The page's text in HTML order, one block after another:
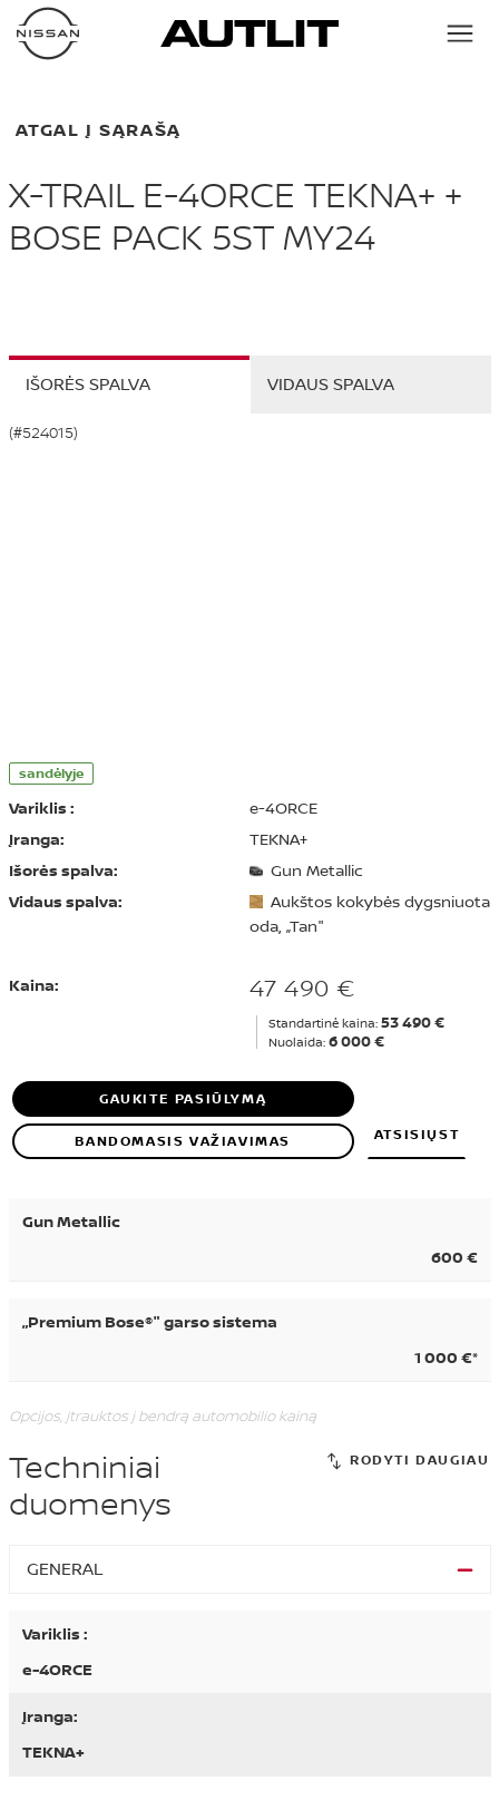
ATGAL Į SĄRAŠĄ
X-TRAIL E-4ORCE TEKNA+ +
BOSE PACK 5ST MY24
(#524015)
IŠORĖS SPALVA VIDAUS SPALVA
sandėlyje
Variklis :
e-4ORCE
Įranga:
TEKNA+
Išorės spalva:
Gun Metallic
Vidaus spalva:
Aukštos kokybės dygsniuota
oda, „Tan"
Kaina: 47 490 €
Standartinė kaina: 53 490 €
Nuolaida: 6 000 €
GAUKITE PASIŪLYMĄ
BANDOMASIS VAŽIAVIMAS ATSISIŲST
Gun Metallic
600 €
„Premium Bose®" garso sistema
1 000 €*
Opcijos, įtrauktos į bendrą automobilio kainą
Techniniai
duomenys
GENERAL
Variklis :
e-4ORCE
Įranga:
TEKNA+